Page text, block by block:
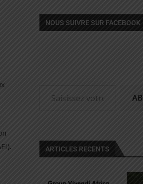
NOUS SUIVRE SUR FACEBOOK
ARTICLES RECENTS